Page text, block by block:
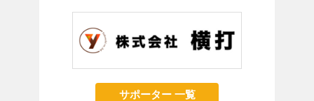
サポーター 一覧